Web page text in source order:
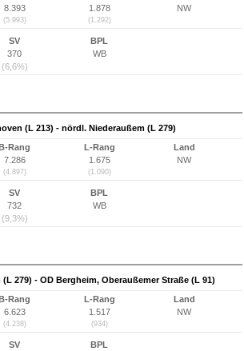
8.393
(5.993)
1.878
(1.292)
NW
SV
370
(6,6%)
BPL
WB
(L 213) - nördl. Niederaußem (L 279)
B-Rang
7.286
(4.897)
L-Rang
1.675
(1.090)
Land
NW
SV
732
(9,3%)
BPL
WB
279) - OD Bergheim, Oberaußemer Straße (L 91)
B-Rang
6.623
(4.238)
L-Rang
1.517
(934)
Land
NW
SV
BPL